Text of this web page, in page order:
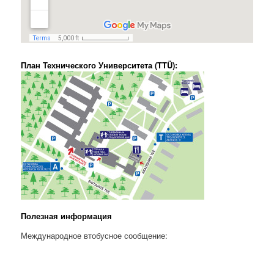
План Технического Университета (TTÜ):
Полезная информация
Международное втобусное сообщение: